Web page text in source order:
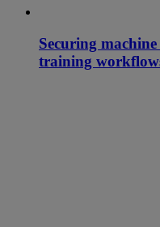
Securing
training